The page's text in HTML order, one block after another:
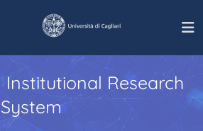
Institutional Research